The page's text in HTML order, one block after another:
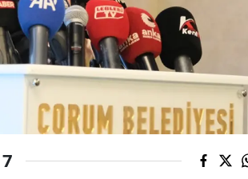
Batman
Şırnak
Bartın
Ardahan
7